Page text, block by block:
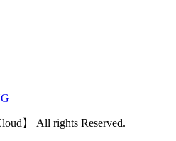
】 All rights Reserved.